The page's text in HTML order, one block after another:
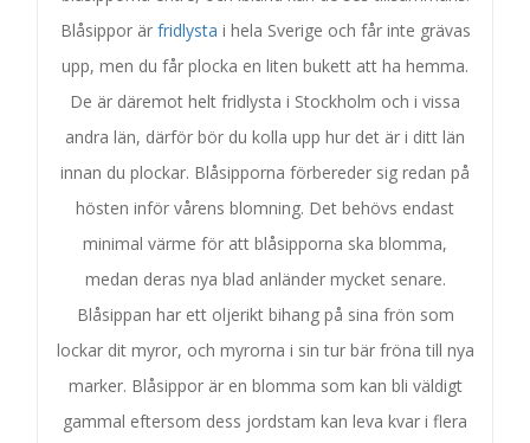
Blåsippor är fridlysta i hela Sverige och får inte grävas
upp, men du får plocka en liten bukett att ha hemma.
De är däremot helt fridlysta i Stockholm och i vissa
andra län, därför bör du kolla upp hur det är i ditt län
innan du plockar. Blåsipporna förbereder sig redan på
hösten inför vårens blomning. Det behövs endast
minimal värme för att blåsipporna ska blomma,
medan deras nya blad anländer mycket senare.
Blåsippan har ett oljerikt bihang på sina frön som
lockar dit myror, och myrorna i sin tur bär fröna till nya
marker. Blåsippor är en blomma som kan bli väldigt
gammal eftersom dess jordstam kan leva kvar i flera